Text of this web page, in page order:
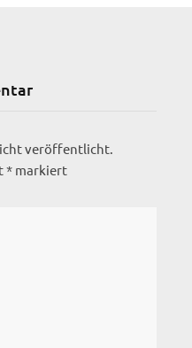
veröffentlicht.
* markiert